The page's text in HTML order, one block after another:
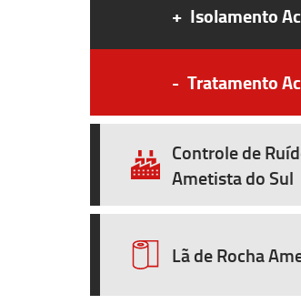
+ Isolamento
- Tratamento
Controle de
Ametista do Sul
Lã de Rocha